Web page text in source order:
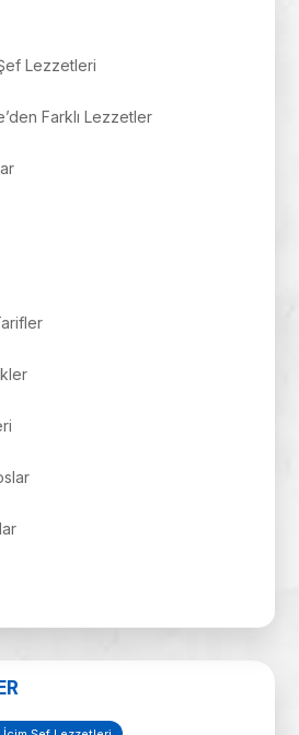
Lezzetleri
Farklı Lezzetler